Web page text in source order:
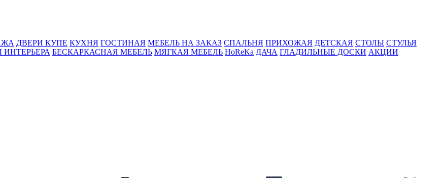
ДВЕРИ КУПЕ КУХНЯ ГОСТИНАЯ МЕБЕЛЬ НА ЗАКАЗ СПАЛЬНЯ ПРИХОЖАЯ ДЕТСКАЯ СТОЛЫ СТУЛЬЯ
БЕСКАРКАСНАЯ МЕБЕЛЬ МЯГКАЯ МЕБЕЛЬ HoReKa ДАЧА ГЛАДИЛЬНЫЕ ДОСКИ АКЦИИ